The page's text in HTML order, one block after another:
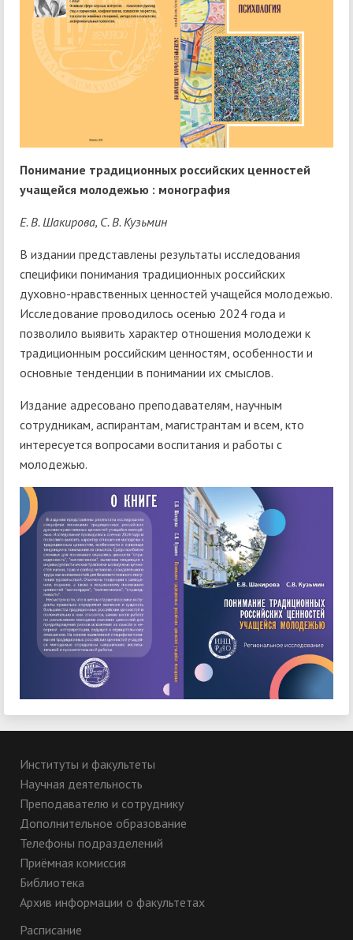
Понимание традиционных российских ценностей
учащейся молодежью : монография
Е. В. Шакирова, С. В. Кузьмин
В издании представлены результаты исследования
специфики понимания традиционных российских
духовно-нравственных ценностей учащейся молодежью.
Исследование проводилось осенью 2024 года и
позволило выявить характер отношения молодежи к
традиционным российским ценностям, особенности и
основные тенденции в понимании их смыслов.
Издание адресовано преподавателям, научным
сотрудникам, аспирантам, магистрантам и всем, кто
интересуется вопросами воспитания и работы с
молодежью.
Институты и факультеты
Научная деятельность
Преподавателю и сотруднику
Дополнительное образование
Телефоны подразделений
Приёмная комиссия
Библиотека
Архив информации о факультетах
Расписание